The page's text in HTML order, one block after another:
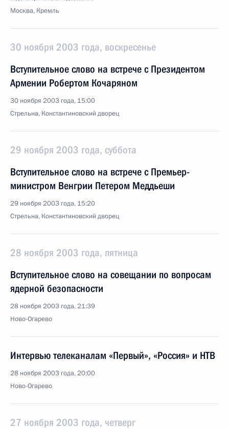
Москва, Кремль
30 ноября 2003 года, воскресенье
Вступительное слово на встрече с Президентом
Армении Робертом Кочаряном
30 ноября 2003 года, 15:00
Стрельна, Константиновский дворец
29 ноября 2003 года, суббота
Вступительное слово на встрече с Премьер-
министром Венгрии Петером Меддьеши
29 ноября 2003 года, 15:20
Стрельна, Константиновский дворец
28 ноября 2003 года, пятница
Вступительное слово на совещании по вопросам
ядерной безопасности
28 ноября 2003 года, 21:39
Ново-Огарево
Интервью телеканалам «Первый», «Россия» и НТВ
28 ноября 2003 года, 20:00
Ново-Огарево
27 ноября 2003 года, четверг